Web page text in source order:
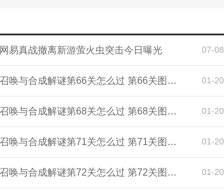
网易真战撤离新游萤火虫突击今日曝光 07-08
召唤与合成解谜第66关怎么过 第66关图文通关攻略 01-20
召唤与合成解谜第68关怎么过 第68关图文通关攻略 01-20
召唤与合成解谜第71关怎么过 第71关图文通关攻略 01-20
召唤与合成解谜第72关怎么过 第72关图文通关攻略 01-20